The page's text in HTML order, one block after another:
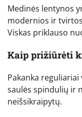
Medinės lentynos
modernios ir
Viskas priklauso
Kaip prižiūrėti
Pakanka
saulės spindulių ir
neišsikraipytų.